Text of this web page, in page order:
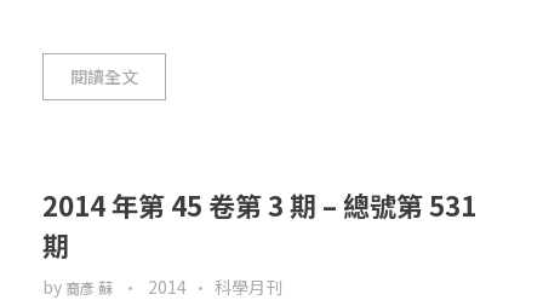
閱讀全文
2014 年第 45 卷第 3 期 – 總號第 531
期
by 裔彥 蘇 2014 科學月刊